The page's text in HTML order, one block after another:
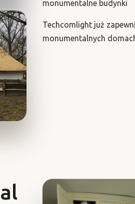
monumentalne budynki
Techcomlight już
monumentalnych